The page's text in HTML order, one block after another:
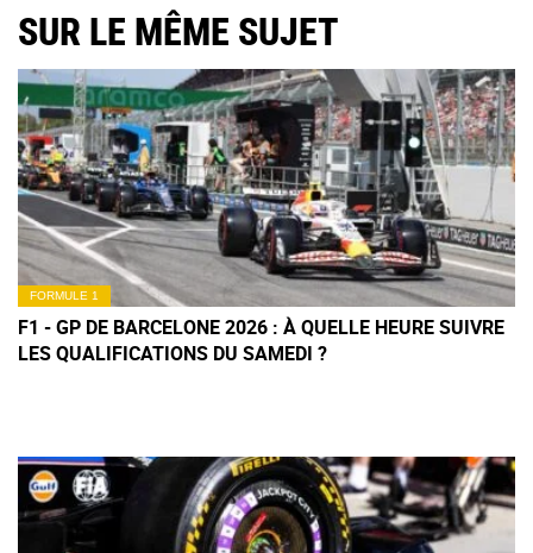
SUR LE MÊME SUJET
FORMULE 1
F1 - GP DE BARCELONE 2026 : À QUELLE HEURE SUIVRE
LES QUALIFICATIONS DU SAMEDI ?